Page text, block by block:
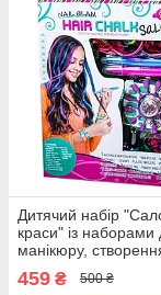
Дитячий набір
краси" із наборами
манікюру,
волосся
459 ₴ 500 ₴